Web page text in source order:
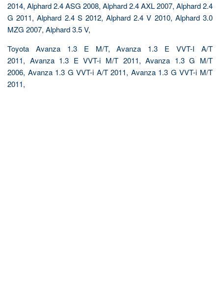
2014, Alphard 2.4 ASG 2008, Alphard 2.4 AXL 2007, Alphard 2.4
G 2011, Alphard 2.4 S 2012, Alphard 2.4 V 2010, Alphard 3.0
MZG 2007, Alphard 3.5 V,
Toyota Avanza 1.3 E M/T, Avanza 1.3 E VVT-I A/T
2011, Avanza 1.3 E VVT-i M/T 2011, Avanza 1.3 G M/T
2006, Avanza 1.3 G VVT-i A/T 2011, Avanza 1.3 G VVT-i M/T
2011,